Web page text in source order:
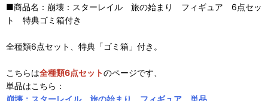
■商品名：崩壊：スターレイル 旅の始まり フィギュア 6点セッ
ト 特典ゴミ箱付き
全種類6点セット、特典「ゴミ箱」付き。
こちらは全種類6点セットのページです、
単品はこちら：
崩壊：スターレイル 旅の始まり フィギュア 単品